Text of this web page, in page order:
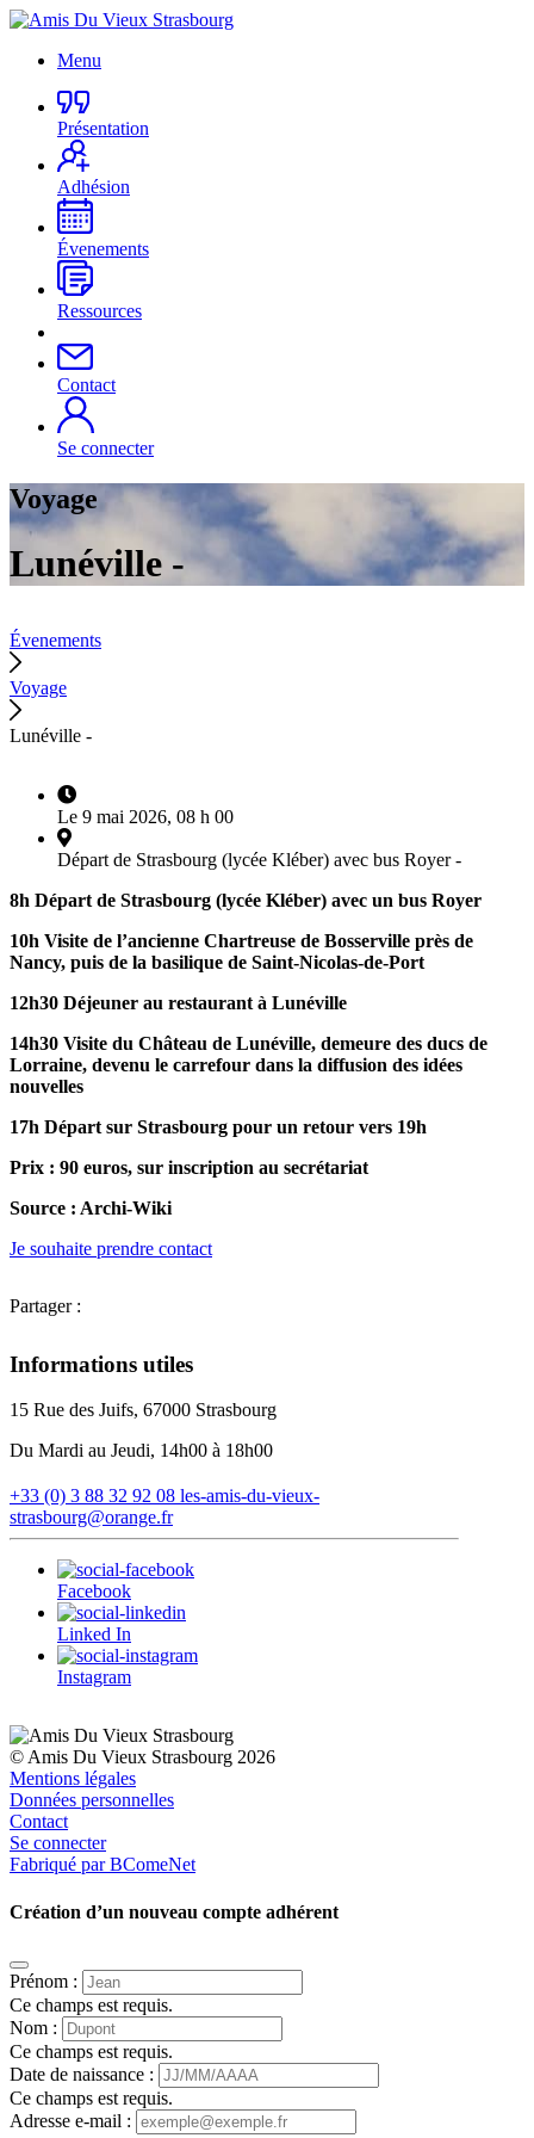
Menu
Présentation
Adhésion
Évenements
Ressources
Contact
Se connecter
Voyage
Lunéville -
Évenements
Voyage
Lunéville -
Le 9 mai 2026, 08 h 00
Départ de Strasbourg (lycée Kléber) avec bus Royer -
8h Départ de Strasbourg (lycée Kléber) avec un bus Royer
10h Visite de l’ancienne Chartreuse de Bosserville près de
Nancy, puis de la basilique de Saint-Nicolas-de-Port
12h30 Déjeuner au restaurant à Lunéville
14h30 Visite du Château de Lunéville, demeure des ducs de
Lorraine, devenu le carrefour dans la diffusion des idées
nouvelles
17h Départ sur Strasbourg pour un retour vers 19h
Prix : 90 euros, sur inscription au secrétariat
Source : Archi-Wiki
Je souhaite prendre contact
Partager :
Informations utiles
15 Rue des Juifs, 67000 Strasbourg
Du Mardi au Jeudi, 14h00 à 18h00
+33 (0) 3 88 32 92 08 les-amis-du-vieux-
strasbourg@orange.fr
Facebook
Linked In
Instagram
© Amis Du Vieux Strasbourg 2026
Mentions légales
Données personnelles
Contact
Se connecter
Fabriqué par BComeNet
Création d’un nouveau compte adhérent
Prénom :
Ce champs est requis.
Nom :
Ce champs est requis.
Date de naissance :
Ce champs est requis.
Adresse e-mail :